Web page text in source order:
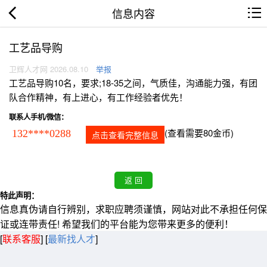
信息内容
工艺品导购
卫辉人才网 2026.08.10 举报
工艺品导购10名，要求;18-35之间，气质佳，沟通能力强，有团
队合作精神，有上进心，有工作经验者优先！
联系人手机/微信：
132****0288 点击查看完整信息 (查看需要80金币)
特此声明：
信息真伪请自行辨别，求职应聘须谨慎，网站对此不承担任何保
证或连带责任! 希望我们的平台能为您带来更多的便利！
[联系客服] [最新找人才]